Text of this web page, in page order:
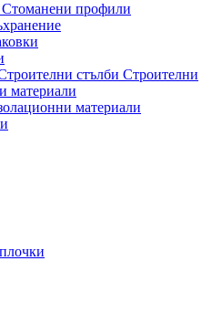
Стоманени профили
стълби Строителни
материали
материали